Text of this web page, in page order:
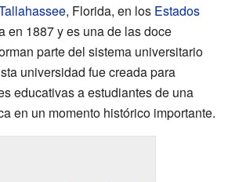
, Florida, en los Estados
en 1887 y es una de las doce
parte del sistema universitario
universidad fue creada para
educativas a estudiantes de una
en un momento histórico importante.